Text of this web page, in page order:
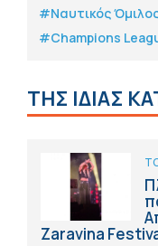
#Ναυτικός
#Champions
ΤΗΣ ΙΔΙΑΣ
Zaravina